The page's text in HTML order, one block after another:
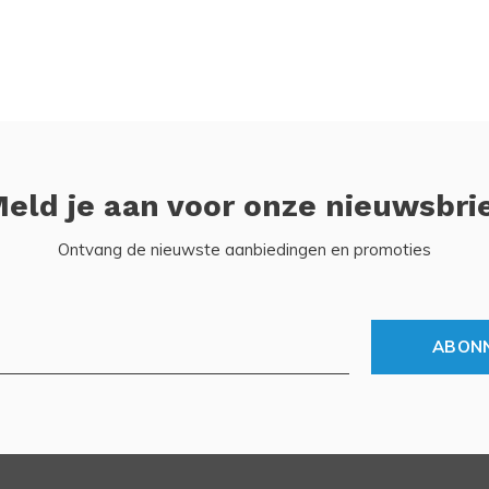
je aan voor onze
Ontvang de nieuwste aanbiedingen en promoties